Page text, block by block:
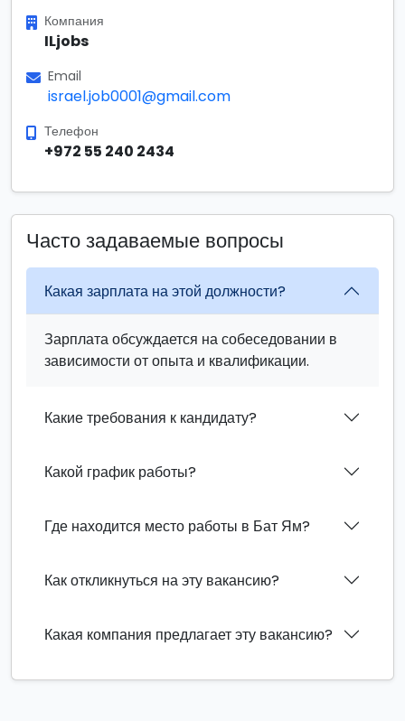
Компания
ILjobs
Email
israel.job0001@gmail.com
Телефон
+972 55 240 2434
Часто задаваемые вопросы
Какая зарплата на этой должности?
Зарплата обсуждается на собеседовании в
зависимости от опыта и квалификации.
Какие требования к кандидату?
Какой график работы?
Где находится место работы в Бат Ям?
Как откликнуться на эту вакансию?
Какая компания предлагает эту вакансию?